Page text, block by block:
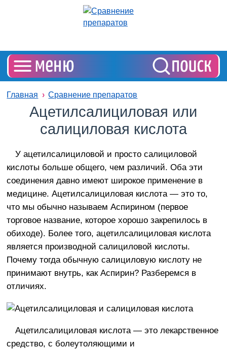
Главная Сравнение препаратов
Ацетилсалициловая или
салициловая кислота
У ацетилсалициловой и просто салициловой
кислоты больше общего, чем различий. Оба эти
соединения давно имеют широкое применение в
медицине. Ацетилсалициловая кислота — это то,
что мы обычно называем Аспирином (первое
торговое название, которое хорошо закрепилось в
обиходе). Более того, ацетилсалициловая кислота
является производной салициловой кислоты.
Почему тогда обычную салициловую кислоту не
принимают внутрь, как Аспирин? Разберемся в
отличиях.
Ацетилсалициловая кислота — это лекарственное
средство, с болеутоляющими и